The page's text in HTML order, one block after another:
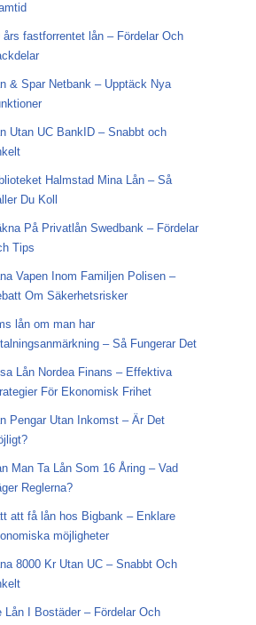
års fastforrentet lån – Fördelar Och
& Spar Netbank – Upptäck Nya
Utan UC BankID – Snabbt och
Halmstad Mina Lån – Så
Du Koll
På Privatlån Swedbank – Fördelar
Tips
Vapen Inom Familjen Polisen –
Om Säkerhetsrisker
lån om man har
– Så Fungerar Det
Lån Nordea Finans – Effektiva
För Ekonomisk Frihet
Pengar Utan Inkomst – Är Det
Man Ta Lån Som 16 Åring – Vad
Reglerna?
att få lån hos Bigbank – Enklare
möjligheter
8000 Kr Utan UC – Snabbt Och
Lån I Bostäder – Fördelar Och